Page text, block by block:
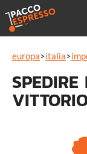
europa>italia>